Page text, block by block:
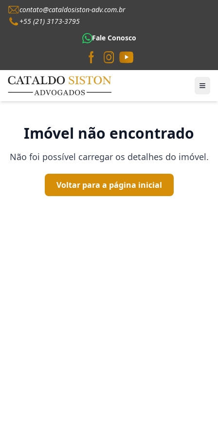
contato@cataldosiston-adv.com.br
+55 (21) 3173-3795
Fale Conosco
Imóvel não encontrado
Não foi possível carregar os detalhes do imóvel.
Voltar para a página inicial